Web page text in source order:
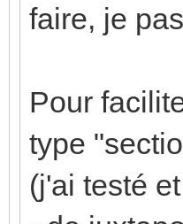
faire, je
Pour
type
(j'ai testé